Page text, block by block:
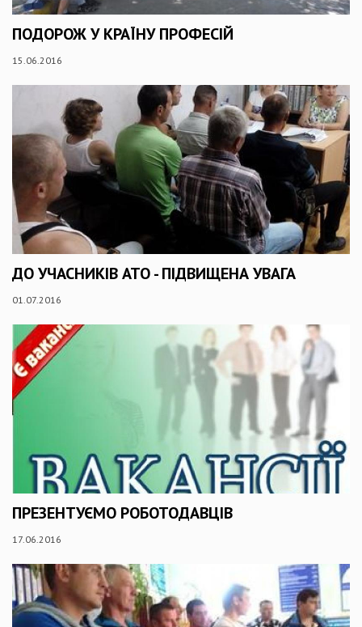
ПОДОРОЖ У КРАЇНУ ПРОФЕСІЙ
15.06.2016
ДО УЧАСНИКІВ АТО - ПІДВИЩЕНА УВАГА
01.07.2016
ПРЕЗЕНТУЄМО РОБОТОДАВЦІВ
17.06.2016